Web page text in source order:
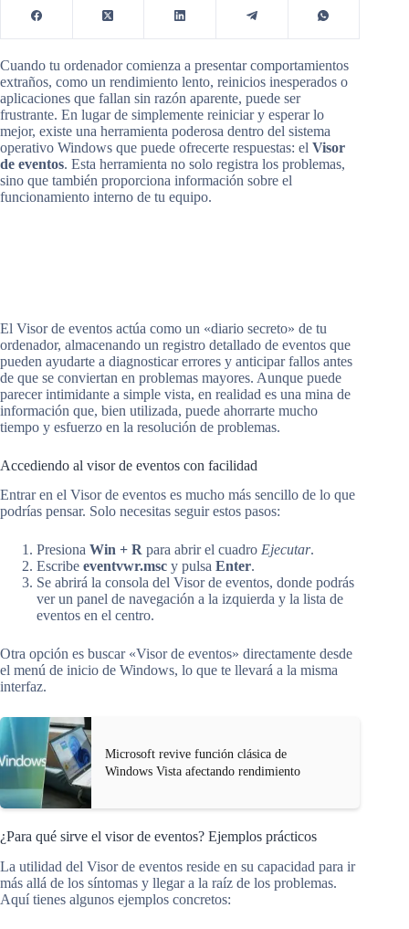
Cuando tu ordenador comienza a presentar comportamientos
extraños, como un rendimiento lento, reinicios inesperados o
aplicaciones que fallan sin razón aparente, puede ser
frustrante. En lugar de simplemente reiniciar y esperar lo
mejor, existe una herramienta poderosa dentro del sistema
operativo Windows que puede ofrecerte respuestas: el Visor
de eventos. Esta herramienta no solo registra los problemas,
sino que también proporciona información sobre el
funcionamiento interno de tu equipo.
El Visor de eventos actúa como un «diario secreto» de tu
ordenador, almacenando un registro detallado de eventos que
pueden ayudarte a diagnosticar errores y anticipar fallos antes
de que se conviertan en problemas mayores. Aunque puede
parecer intimidante a simple vista, en realidad es una mina de
información que, bien utilizada, puede ahorrarte mucho
tiempo y esfuerzo en la resolución de problemas.
Accediendo al visor de eventos con facilidad
Entrar en el Visor de eventos es mucho más sencillo de lo que
podrías pensar. Solo necesitas seguir estos pasos:
Presiona Win + R para abrir el cuadro Ejecutar.
Escribe eventvwr.msc y pulsa Enter.
Se abrirá la consola del Visor de eventos, donde podrás
ver un panel de navegación a la izquierda y la lista de
eventos en el centro.
Otra opción es buscar «Visor de eventos» directamente desde
el menú de inicio de Windows, lo que te llevará a la misma
interfaz.
Microsoft revive función clásica de
Windows Vista afectando rendimiento
¿Para qué sirve el visor de eventos? Ejemplos prácticos
La utilidad del Visor de eventos reside en su capacidad para ir
más allá de los síntomas y llegar a la raíz de los problemas.
Aquí tienes algunos ejemplos concretos: